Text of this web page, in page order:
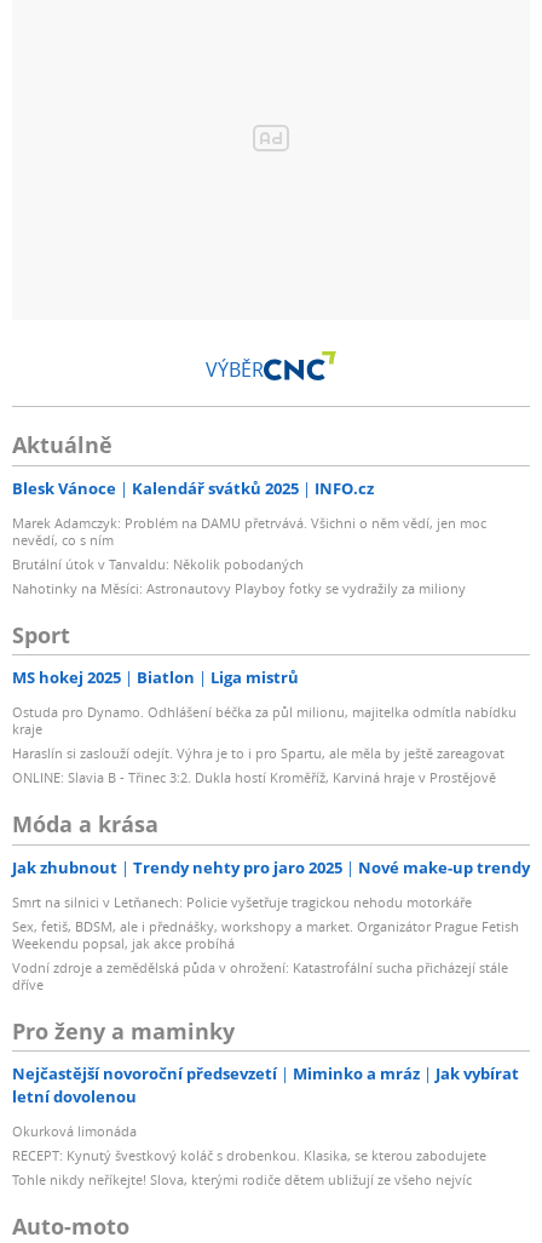
VÝBĚR
Aktuálně
Blesk Vánoce Kalendář svátků 2025 INFO.cz
Marek Adamczyk: Problém na DAMU přetrvává. Všichni o něm vědí, jen moc
nevědí, co s ním
Brutální útok v Tanvaldu: Několik pobodaných
Nahotinky na Měsíci: Astronautovy Playboy fotky se vydražily za miliony
Sport
MS hokej 2025 Biatlon Liga mistrů
Ostuda pro Dynamo. Odhlášení béčka za půl milionu, majitelka odmítla nabídku
kraje
Haraslín si zaslouží odejít. Výhra je to i pro Spartu, ale měla by ještě zareagovat
ONLINE: Slavia B - Třinec 3:2. Dukla hostí Kroměříž, Karviná hraje v Prostějově
Móda a krása
Jak zhubnout Trendy nehty pro jaro 2025 Nové make-up trendy
Smrt na silnici v Letňanech: Policie vyšetřuje tragickou nehodu motorkáře
Sex, fetiš, BDSM, ale i přednášky, workshopy a market. Organizátor Prague Fetish
Weekendu popsal, jak akce probíhá
Vodní zdroje a zemědělská půda v ohrožení: Katastrofální sucha přicházejí stále
dříve
Pro ženy a maminky
Nejčastější novoroční předsevzetí Miminko a mráz
Jak vybírat
letní dovolenou
Okurková limonáda
RECEPT: Kynutý švestkový koláč s drobenkou. Klasika, se kterou zabodujete
Tohle nikdy neříkejte! Slova, kterými rodiče dětem ubližují ze všeho nejvíc
Auto-moto